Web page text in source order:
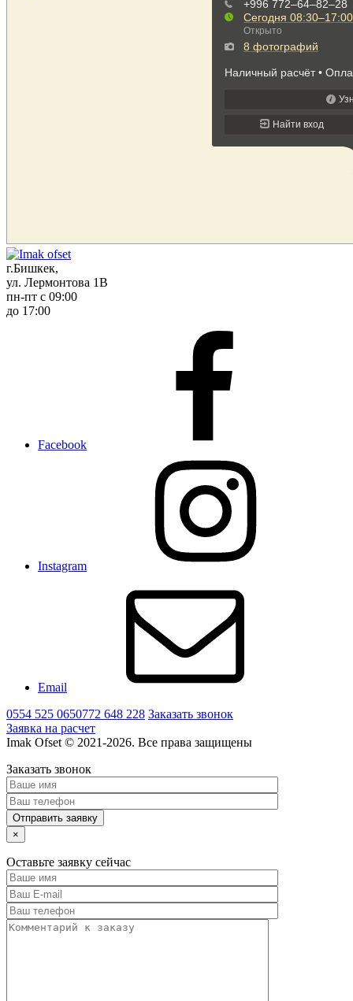
г.Бишкек,
ул. Лермонтова 1В
пн-пт с 09:00
до 17:00
Facebook
Instagram
Email
0554 525 0650772 648 228 Заказать звонок
Заявка на расчет
Imak Ofset © 2021-2026. Все права защищены
Заказать звонок
×
Оставьте заявку сейчас